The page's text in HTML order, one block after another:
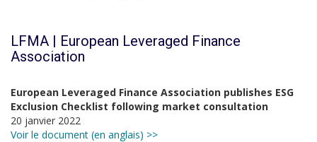
LFMA | European Leveraged Finance
Association
European Leveraged Finance Association publishes ESG
Exclusion Checklist following market consultation
20 janvier 2022
Voir le document (en anglais) >>